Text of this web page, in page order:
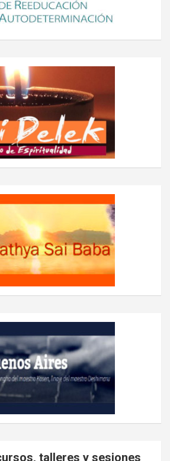
talleres y sesiones